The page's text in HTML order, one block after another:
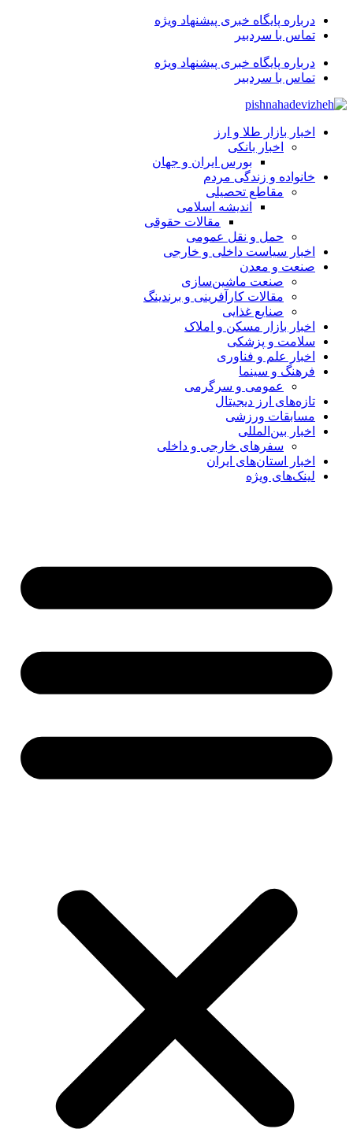
درباره پایگاه خبری پیشنهاد ویژه
تماس با سردبیر
درباره پایگاه خبری پیشنهاد ویژه
تماس با سردبیر
اخبار بازار طلا و ارز
اخبار بانکی
بورس ایران و جهان
خانواده و زندگی مردم
مقاطع تحصیلی
اندیشه اسلامی
مقالات حقوقی
حمل و نقل عمومی
اخبار سیاست داخلی و خارجی
صنعت و معدن
صنعت ماشین‌سازی
مقالات کارآفرینی و برندینگ
صنایع غذایی
اخبار بازار مسکن و املاک
سلامت و پزشکی
اخبار علم و فناوری
فرهنگ و سینما
عمومی و سرگرمی
تازه‌های ارز دیجیتال
مسابقات ورزشی
اخبار بین‌المللی
سفرهای خارجی و داخلی
اخبار استان‌های ایران
لینک‌های ویژه